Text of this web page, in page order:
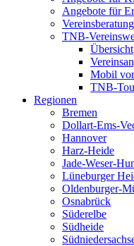
Angebote für
Vereinsberatung
TNB-
Übersicht
Mobil
TNB-
Regionen
Bremen
Dollart-Ems-
Hannover
Harz-Heide
Jade-Weser-
Lüneburger
Oldenburger-
Osnabrück
Süderelbe
Südheide